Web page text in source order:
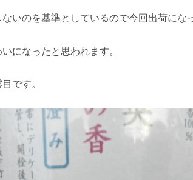
いのを基準としているので今回出荷にな
になったと思われます。
です。